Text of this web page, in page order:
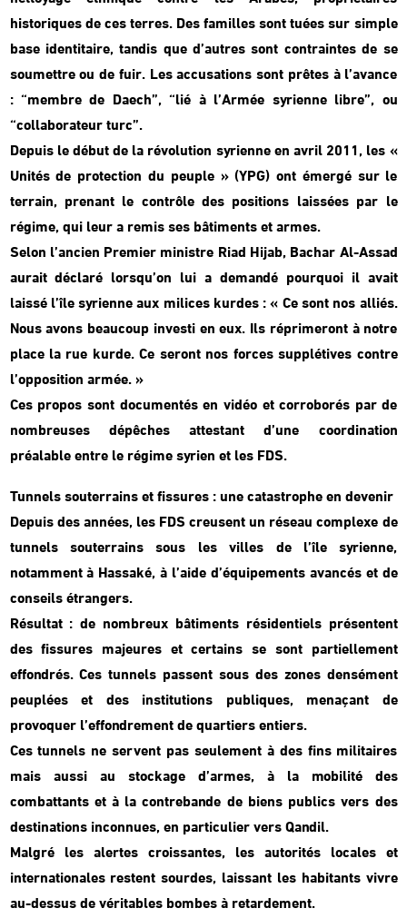
historiques de ces terres. Des familles sont tuées sur simple
base identitaire, tandis que d’autres sont contraintes de se
soumettre ou de fuir. Les accusations sont prêtes à l’avance
: “membre de Daech”, “lié à l’Armée syrienne libre”, ou
“collaborateur turc”.
Depuis le début de la révolution syrienne en avril 2011, les «
Unités de protection du peuple » (YPG) ont émergé sur le
terrain, prenant le contrôle des positions laissées par le
régime, qui leur a remis ses bâtiments et armes.
Selon l’ancien Premier ministre Riad Hijab, Bachar Al-Assad
aurait déclaré lorsqu’on lui a demandé pourquoi il avait
laissé l’île syrienne aux milices kurdes : « Ce sont nos alliés.
Nous avons beaucoup investi en eux. Ils réprimeront à notre
place la rue kurde. Ce seront nos forces supplétives contre
l’opposition armée. »
Ces propos sont documentés en vidéo et corroborés par de
nombreuses dépêches attestant d’une coordination
préalable entre le régime syrien et les FDS.
Tunnels souterrains et fissures : une catastrophe en devenir
Depuis des années, les FDS creusent un réseau complexe de
tunnels souterrains sous les villes de l’île syrienne,
notamment à Hassaké, à l’aide d’équipements avancés et de
conseils étrangers.
Résultat : de nombreux bâtiments résidentiels présentent
des fissures majeures et certains se sont partiellement
effondrés. Ces tunnels passent sous des zones densément
peuplées et des institutions publiques, menaçant de
provoquer l’effondrement de quartiers entiers.
Ces tunnels ne servent pas seulement à des fins militaires
mais aussi au stockage d’armes, à la mobilité des
combattants et à la contrebande de biens publics vers des
destinations inconnues, en particulier vers Qandil.
Malgré les alertes croissantes, les autorités locales et
internationales restent sourdes, laissant les habitants vivre
au-dessus de véritables bombes à retardement.